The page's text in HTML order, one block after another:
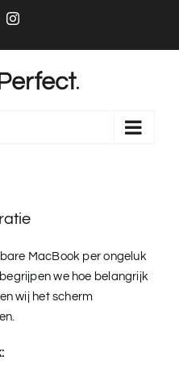
Instagram
MacBook per ongeluk
we hoe belangrijk
wij het scherm